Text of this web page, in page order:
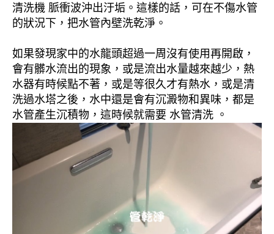
清洗機 脈衝波沖出汙垢。這樣的話，可在不傷水管
的狀況下，把水管內壁洗乾淨。
如果發現家中的水龍頭超過一周沒有使用再開啟，
會有髒水流出的現象，或是流出水量越來越少，熱
水器有時候點不著，或是等很久才有熱水，或是清
洗過水塔之後，水中還是會有沉澱物和異味，都是
水管產生沉積物，這時候就需要 水管清洗 。